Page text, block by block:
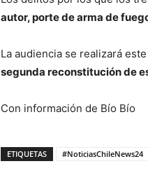
autor, porte de arma de
La audiencia se realizará
segunda reconstitución de
Con información de Bío Bío
ETIQUETAS #NoticiasChileNews24